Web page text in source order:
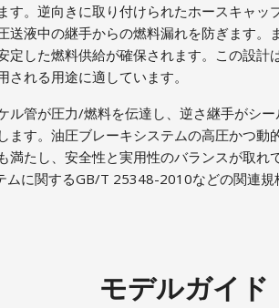
す。逆向きに取り付けられたホースキャ
送液中の継手からの燃料漏れを防ぎます
定した燃料供給が確保されます。この設
れる用途に適しています。
ル管が圧力/燃料を伝達し、逆さ継手がシ
ます。油圧ブレーキシステムの高圧かつ
満たし、安全性と実用性のバランスが取れ
に関するGB/T 25348-2010などの関連規
モデルガイド